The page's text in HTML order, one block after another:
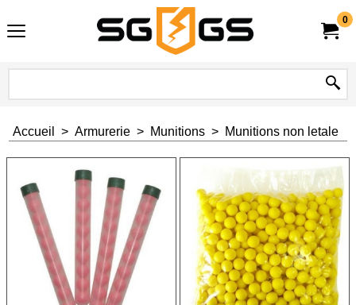
0
Accueil > Armurerie > Munitions > Munitions non letale